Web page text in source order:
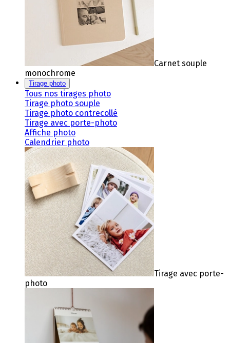
Carnet souple
monochrome
Tirage photo
Tous nos tirages photo
Tirage photo souple
Tirage photo contrecollé
Tirage avec porte-photo
Affiche photo
Calendrier photo
Tirage avec porte-
photo